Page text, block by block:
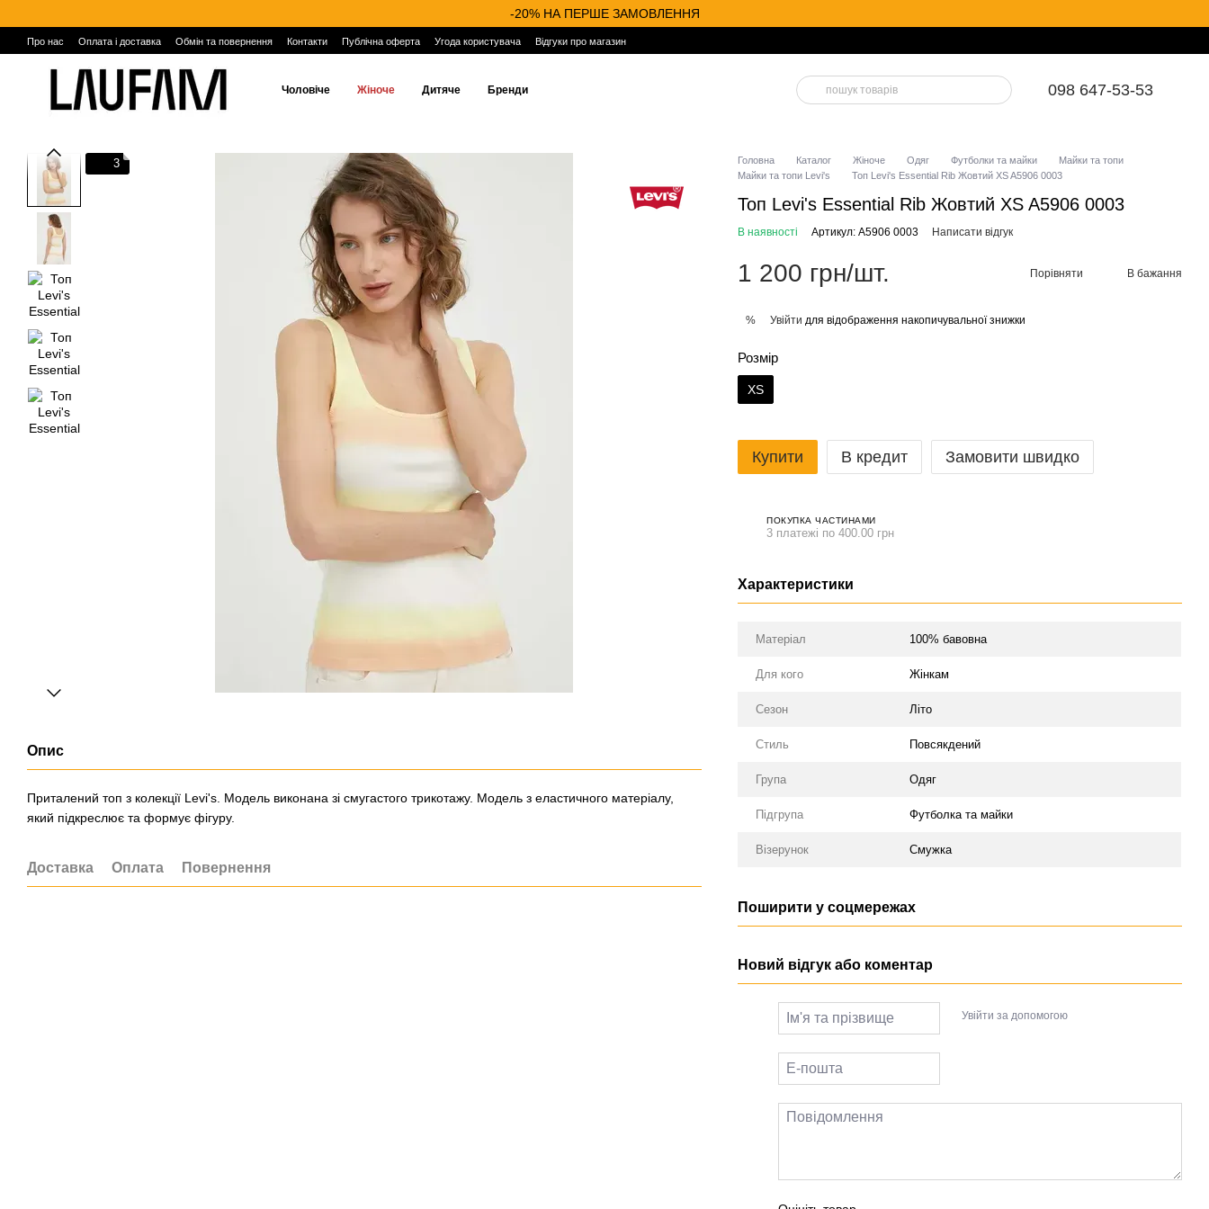
-20% НА ПЕРШЕ ЗАМОВЛЕННЯ
Про нас Оплата і доставка Обмін та повернення Контакти Публічна оферта Угода користувача Відгуки про магазин
Чоловіче Жіноче Дитяче Бренди 098 647-53-53
3
Опис
Приталений топ з колекції Levi's. Модель виконана зі смугастого трикотажу. Модель з еластичного матеріалу,
який підкреслює та формує фігуру.
Доставка Оплата Повернення
Головна Каталог Жіноче Одяг Футболки та майки
Майки та топи
Майки та топи Levi's
Топ Levi's Essential Rib Жовтий XS A5906 0003
Топ Levi's Essential Rib Жовтий XS A5906 0003
В наявності Артикул: A5906 0003 Написати відгук
1 200 грн/шт. Порівняти В бажання
% Увійти для відображення накопичувальної знижки
Розмір
XS
Купити В кредит Замовити швидко
ПОКУПКА ЧАСТИНАМИ
3 платежі по 400.00 грн
Характеристики
Матеріал 100% бавовна
Для кого Жінкам
Сезон Літо
Стиль Повсякдений
Група Одяг
Підгрупа Футболка та майки
Візерунок Смужка
Поширити у соцмережах
Новий відгук або коментар
Увійти за допомогою